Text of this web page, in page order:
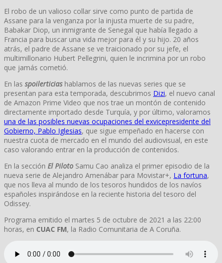
El robo de un valioso collar sirve como punto de partida de
Assane para la venganza por la injusta muerte de su padre,
Babakar Diop, un inmigrante de Senegal que había llegado a
Francia para buscar una vida mejor para él y su hijo. 20 años
atrás, el padre de Assane se ve traicionado por su jefe, el
multimillonario Hubert Pellegrini, quien le incrimina por un robo
que jamás cometió.
En las spoilerticiashablamos de las nuevas series que se
presentan para esta temporada, descubrimos Dizi, el nuevo canal
de Amazon Prime Video que nos trae un montón de contenido
directamente importado desde Turquía, y por último, valoramos
una de las posibles nuevas ocupaciones del exvicepresidente del
Gobierno, Pablo Iglesias, que sigue empeñado en hacerse con
nuestra cuota de mercado en el mundo del audiovisual, en este
caso valorando entrar en la producción de contenidos.
En la sección El Piloto Samu Cao analiza el primer episodio de la
nueva serie de Alejandro Amenábar para Movistar+, La fortuna,
que nos lleva al mundo de los tesoros hundidos de los navíos
españoles inspirándose en la reciente historia del tesoro del
Odissey.
Programa emitido el martes 5 de octubre de 2021 a las 22:00
horas, en CUAC FM, la Radio Comunitaria de A Coruña.